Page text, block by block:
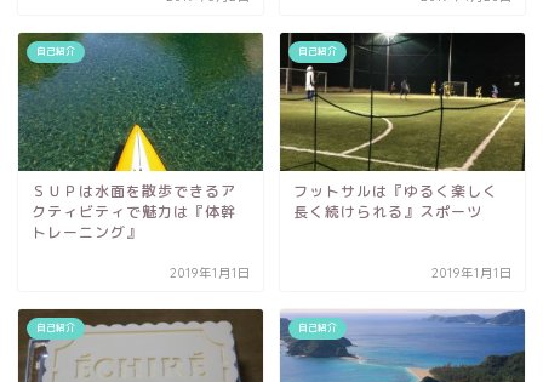
自己紹介
ＳＵＰは水面を散歩できるア
クティビティで魅力は『体幹
トレーニング』
2019年1月1日
自己紹介
フットサルは『ゆるく楽しく
長く続けられる』スポーツ
2019年1月1日
自己紹介 自己紹介